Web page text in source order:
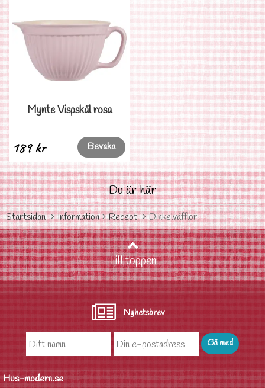
Mynte Vispskål rosa
189 kr Bevaka
Du är här
Startsidan Information Recept Dinkelvåfflor
Till toppen
Nyhetsbrev
Hus-modern.se